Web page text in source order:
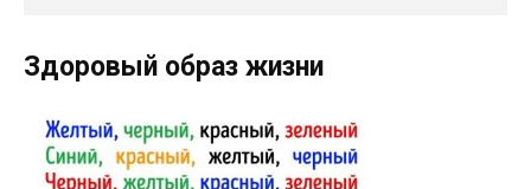
Здоровый образ жизни